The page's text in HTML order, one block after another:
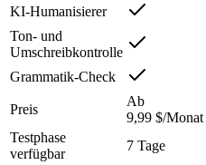
KI-Humanisierer
Ton- und
Umschreibkontrolle
Grammatik-Check
Preis
Ab
9,99 $/Monat
Testphase
verfügbar
7 Tage